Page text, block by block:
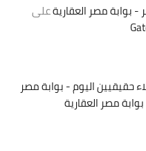
مصر العقاريةعلى
حقيقيين اليوم - بوابة مصر
مصر العقارية